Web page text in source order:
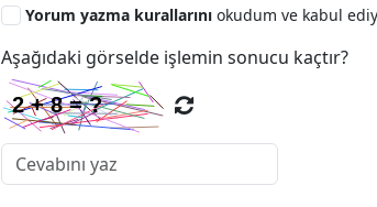
Yorum yazma kurallarını okudum ve kabul
Aşağıdaki görselde işlemin sonucu kaçtır?